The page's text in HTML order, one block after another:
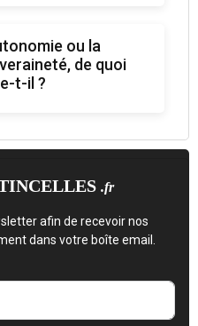
ou la
de quoi
t-il ?
.fr
afin de recevoir nos
dans votre boîte email.